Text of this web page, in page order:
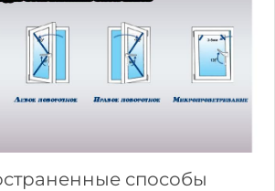
способы